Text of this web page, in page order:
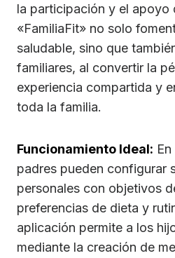
la participación y el apoyo
«FamiliaFit» no solo
saludable, sino que
familiares, al convertir la
experiencia compartida y
toda la familia.
Funcionamiento Ideal:
padres pueden configurar
personales con objetivos
preferencias de dieta y
aplicación permite a los
mediante la creación de